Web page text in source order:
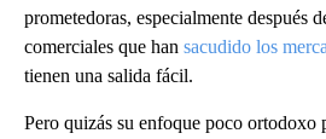
prometedoras, especialmente después
comerciales que han sacudido los
tienen una salida fácil.
Pero quizás su enfoque poco ortodoxo